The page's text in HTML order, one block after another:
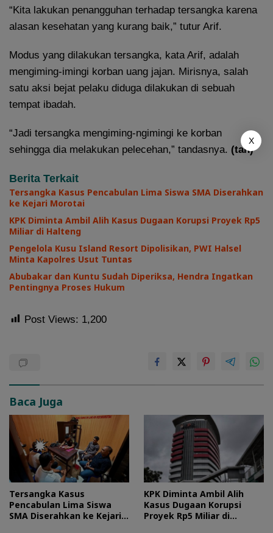
“Kita lakukan penangguhan terhadap tersangka karena
alasan kesehatan yang kurang baik,” tutur Arif.
Modus yang dilakukan tersangka, kata Arif, adalah
mengiming-imingi korban uang jajan. Mirisnya, salah
satu aksi bejat pelaku diduga dilakukan di sebuah
tempat ibadah.
“Jadi tersangka mengiming-ngimingi ke korban
sehingga dia melakukan pelecehan,” tandasnya. (tan)
Berita Terkait
Tersangka Kasus Pencabulan Lima Siswa SMA Diserahkan
ke Kejari Morotai
KPK Diminta Ambil Alih Kasus Dugaan Korupsi Proyek Rp5
Miliar di Halteng
Pengelola Kusu Island Resort Dipolisikan, PWI Halsel
Minta Kapolres Usut Tuntas
Abubakar dan Kuntu Sudah Diperiksa, Hendra Ingatkan
Pentingnya Proses Hukum
Post Views: 1,200
Baca Juga
Tersangka Kasus
Pencabulan Lima Siswa
SMA Diserahkan ke Kejari
KPK Diminta Ambil Alih
Kasus Dugaan Korupsi
Proyek Rp5 Miliar di
X